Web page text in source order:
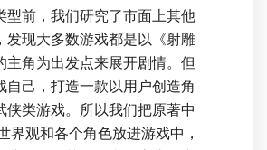
型前，我们研究了市面上其他
发现大多数游戏都是以《射雕
主角为出发点来展开剧情。但
自己，打造一款以用户创造角
侠类游戏。所以我们把原著中
界观和各个角色放进游戏中，